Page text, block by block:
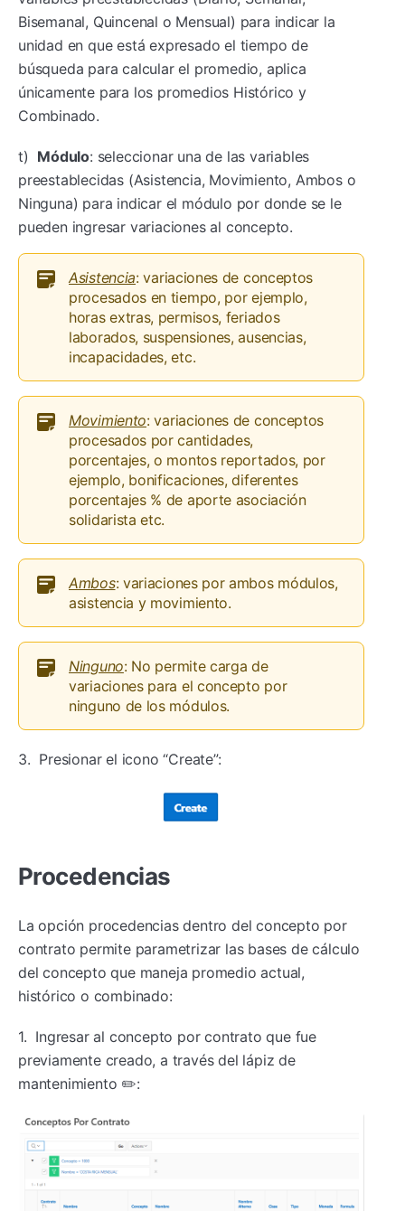
Bisemanal, Quincenal o Mensual) para indicar la
unidad en que está expresado el tiempo de
búsqueda para calcular el promedio, aplica
únicamente para los promedios Histórico y
Combinado.
t) Módulo: seleccionar una de las variables
preestablecidas (Asistencia, Movimiento, Ambos o
Ninguna) para indicar el módulo por donde se le
pueden ingresar variaciones al concepto.
Asistencia: variaciones de conceptos
procesados en tiempo, por ejemplo,
horas extras, permisos, feriados
laborados, suspensiones, ausencias,
incapacidades, etc.
Movimiento: variaciones de conceptos
procesados por cantidades,
porcentajes, o montos reportados, por
ejemplo, bonificaciones, diferentes
porcentajes % de aporte asociación
solidarista etc.
Ambos: variaciones por ambos módulos,
asistencia y movimiento.
Ninguno: No permite carga de
variaciones para el concepto por
ninguno de los módulos.
3. Presionar el icono “Create”:
Procedencias
La opción procedencias dentro del concepto por
contrato permite parametrizar las bases de cálculo
del concepto que maneja promedio actual,
histórico o combinado:
1. Ingresar al concepto por contrato que fue
previamente creado, a través del lápiz de
mantenimiento ✏️: